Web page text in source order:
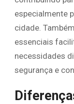
especialmente
cidade.
essenciais
necessidades
segurança e